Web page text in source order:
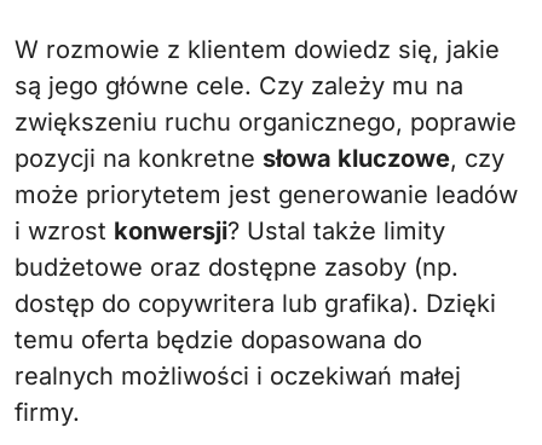
W rozmowie z klientem dowiedz się, jakie
są jego główne cele. Czy zależy mu na
zwiększeniu ruchu organicznego, poprawie
pozycji na konkretne słowa kluczowe, czy
może priorytetem jest generowanie leadów
i wzrost konwersji? Ustal także limity
budżetowe oraz dostępne zasoby (np.
dostęp do copywritera lub grafika). Dzięki
temu oferta będzie dopasowana do
realnych możliwości i oczekiwań małej
firmy.